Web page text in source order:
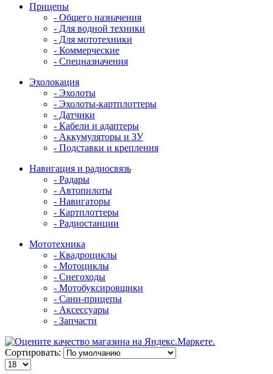
Прицепы
- Общего назначения
- Для водной техники
- Для мототехники
- Коммерческие
- Спецназначения
Эхолокация
- Эхолоты
- Эхолоты-картплоттеры
- Датчики
- Кабели и адаптеры
- Аккумуляторы и ЗУ
- Подставки и крепления
Навигация и радиосвязь
- Радары
- Автопилоты
- Навигаторы
- Картплоттеры
- Радиостанции
Мототехника
- Квадроциклы
- Мотоциклы
- Снегоходы
- Мотобуксировщики
- Сани-прицепы
- Аксессуары
- Запчасти
Сортировать: